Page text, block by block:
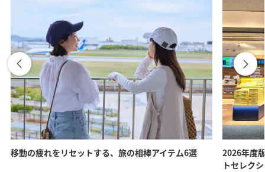
移動の疲れをリセットする、旅の相棒アイテム6選
2026年度
トセレク